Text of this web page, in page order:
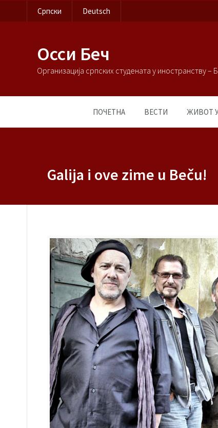
Српски Deutsch
Осси Беч
Организација српских студената у иностранству –
ПОЧЕТНА ВЕСТИ ЖИВОТ
Galija i ove zime u Beču!